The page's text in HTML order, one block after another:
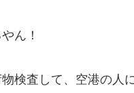
ん！
検査して、空港の人